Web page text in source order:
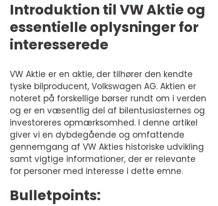
Introduktion til VW Aktie og
essentielle oplysninger for
interesserede
VW Aktie er en aktie, der tilhører den kendte
tyske bilproducent, Volkswagen AG. Aktien er
noteret på forskellige børser rundt om i verden
og er en væsentlig del af bilentusiasternes og
investoreres opmærksomhed. I denne artikel
giver vi en dybdegående og omfattende
gennemgang af VW Akties historiske udvikling
samt vigtige informationer, der er relevante
for personer med interesse i dette emne.
Bulletpoints: